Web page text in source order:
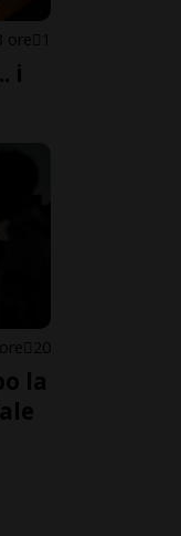
ore 1
i
20
la